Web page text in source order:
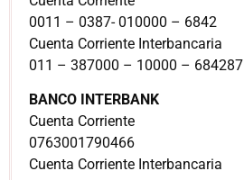
0011 – 0387- 010000 – 6842
Cuenta Corriente Interbancaria
011 – 387000 – 10000 – 684287
BANCO INTERBANK
Cuenta Corriente
0763001790466
Cuenta Corriente Interbancaria